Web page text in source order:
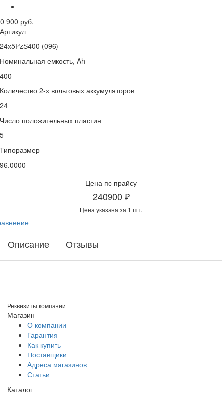
900 руб.
Артикул
24х5PzS400 (096)
Номинальная емкость, Ah
400
Количество 2-х вольтовых аккумуляторов
24
Число положительных пластин
5
Типоразмер
96.0000
Цена по прайсу
240900 ₽
Цена указана за 1 шт.
Описание Отзывы
Реквизиты компании
Магазин
О компании
Гарантия
Как купить
Поставщики
Адреса магазинов
Статьи
Каталог